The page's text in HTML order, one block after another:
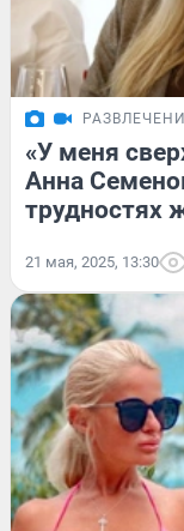
«У меня
Анна
трудностях
21 мая, 2025, 13:30